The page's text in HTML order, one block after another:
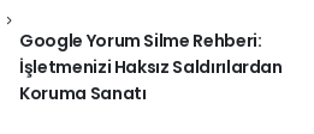
Google Yorum Silme Rehberi:
İşletmenizi Haksız Saldırılardan
Koruma Sanatı